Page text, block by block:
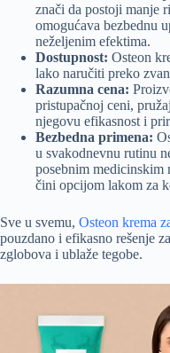
znači da postoji manje
omogućava bezbednu
neželjenim efektima.
Dostupnost: Osteon
lako naručiti preko
Razumna cena:
pristupačnoj ceni,
njegovu efikasnost i
Bezbedna primena:
u svakodnevnu rutinu
posebnim medicinskim
čini opcijom lakom za
Sve u svemu, Osteon krema
pouzdano i efikasno rešenje
zglobova i ublaže tegobe.